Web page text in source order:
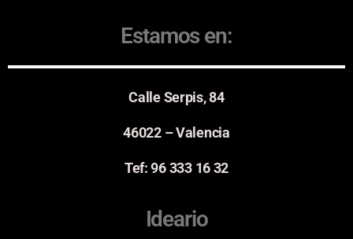
Estamos en:
Calle Serpis, 84
46022 – Valencia
Tef: 96 333 16 32
Ideario